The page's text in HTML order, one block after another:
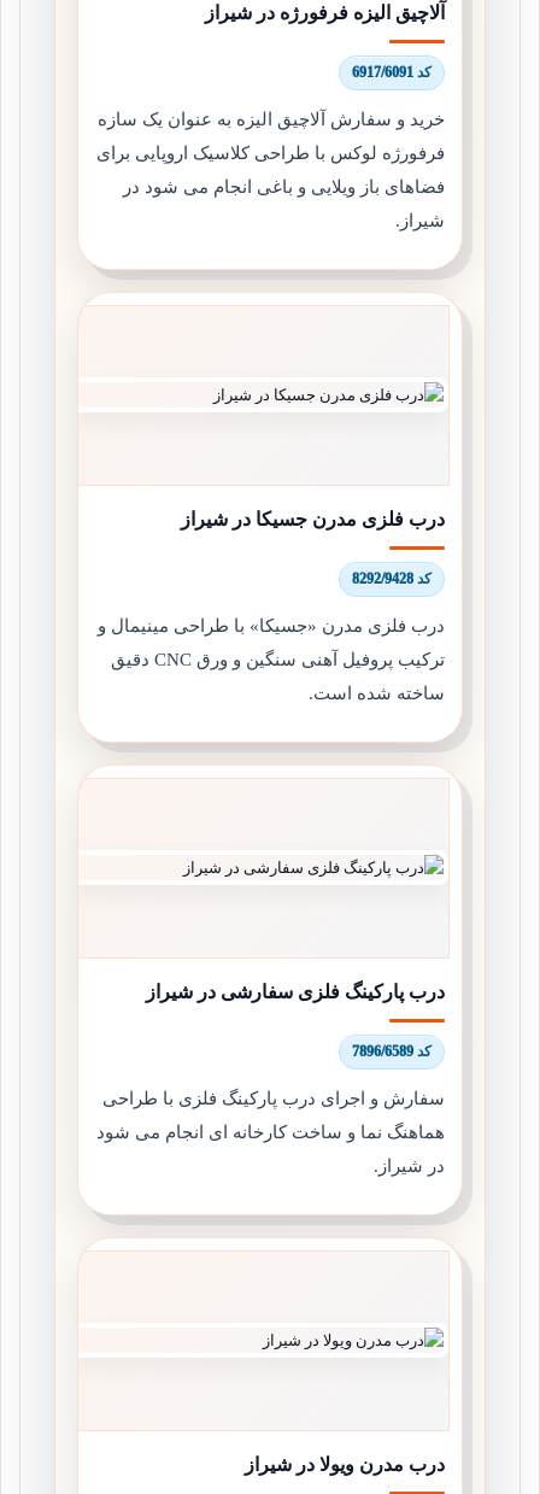
آلاچیق الیزه فرفورژه در شیراز
کد 6917/6091
خرید و سفارش آلاچیق الیزه به عنوان یک سازه
فرفورژه لوکس با طراحی کلاسیک اروپایی برای
فضاهای باز ویلایی و باغی انجام می شود در
شیراز.
درب فلزی مدرن جسیکا در شیراز
کد 8292/9428
درب فلزی مدرن «جسیکا» با طراحی مینیمال و
ترکیب پروفیل آهنی سنگین و ورق CNC دقیق
ساخته شده است.
درب پارکینگ فلزی سفارشی در شیراز
کد 7896/6589
سفارش و اجرای درب پارکینگ فلزی با طراحی
هماهنگ نما و ساخت کارخانه ای انجام می شود
در شیراز.
درب مدرن ویولا در شیراز